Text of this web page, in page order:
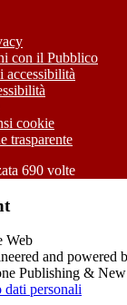
con il Pubblico
accessibilità
cookie
trasparente
690 volte
and powered
Publishing &
dati personali